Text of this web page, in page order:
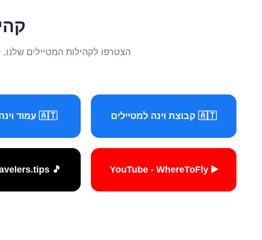
הצטרפו לקהילות המטיילים שלנו,
🇦🇹 קבוצת וינה למטיילים 🇦🇹 עמוד וינה למטיילים
▶️ YouTube - WhereToFly
🎵 TikTok - travelers.tips